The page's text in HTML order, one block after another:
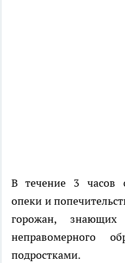
В течение 3 часов
опеки и
горожан,
неправомерного
подростками.